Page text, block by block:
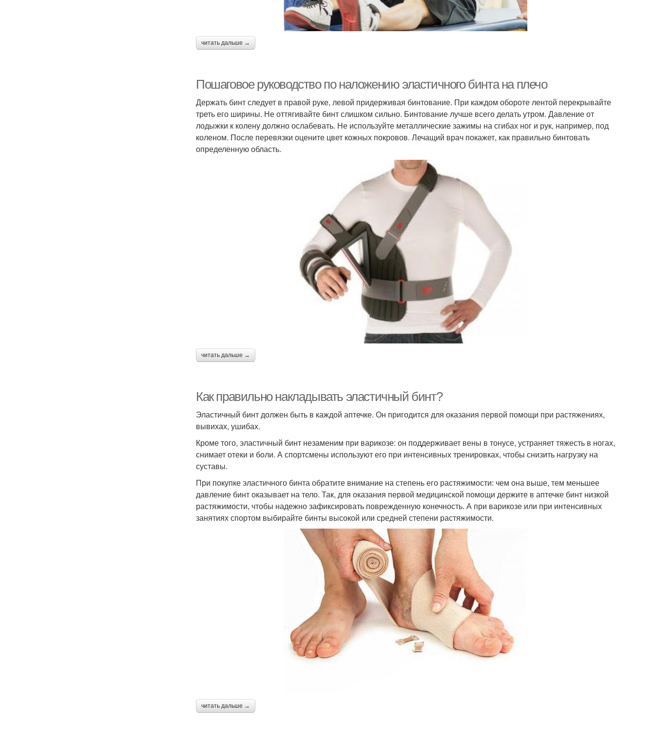
читать дальше →
Пошаговое руководство по наложению эластичного бинта на плечо
Держать бинт следует в правой руке, левой придерживая бинтование. При каждом обороте лентой перекрывайте
треть его ширины. Не оттягивайте бинт слишком сильно. Бинтование лучше всего делать утром. Давление от
лодыжки к колену должно ослабевать. Не используйте металлические зажимы на сгибах ног и рук, например, под
коленом. После перевязки оцените цвет кожных покровов. Лечащий врач покажет, как правильно бинтовать
определенную область.
читать дальше →
Как правильно накладывать эластичный бинт?
Эластичный бинт должен быть в каждой аптечке. Он пригодится для оказания первой помощи при растяжениях,
вывихах, ушибах.
Кроме того, эластичный бинт незаменим при варикозе: он поддерживает вены в тонусе, устраняет тяжесть в ногах,
снимает отеки и боли. А спортсмены используют его при интенсивных тренировках, чтобы снизить нагрузку на
суставы.
При покупке эластичного бинта обратите внимание на степень его растяжимости: чем она выше, тем меньшее
давление бинт оказывает на тело. Так, для оказания первой медицинской помощи держите в аптечке бинт низкой
растяжимости, чтобы надежно зафиксировать поврежденную конечность. А при варикозе или при интенсивных
занятиях спортом выбирайте бинты высокой или средней степени растяжимости.
читать дальше →